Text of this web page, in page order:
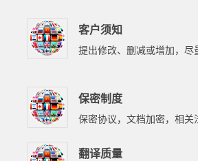
客户须知
提出修改、删减或增加，尽
保密制度
保密协议，文档加密，相关
翻译质量